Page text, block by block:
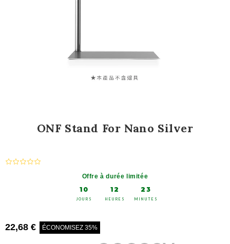
ONF Stand For Nano Silver
Offre à durée limitée
10
JOURS
12
HEURES
23
MINUTES
22,68 € ÉCONOMISEZ 35%